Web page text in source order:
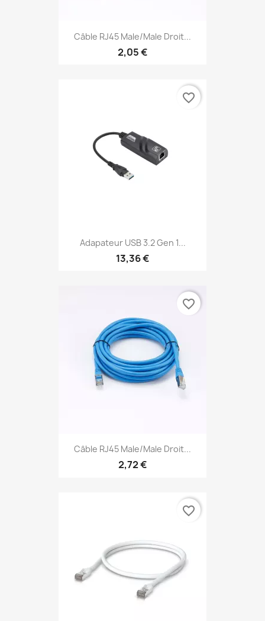
Câble RJ45 Male/Male Droit...
2,05 €
Adapateur USB 3.2 Gen 1...
13,36 €
favorite_border
Câble RJ45 Male/Male Droit...
2,72 €
favorite_border
favorite_border